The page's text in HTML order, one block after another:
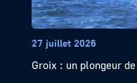
27 juillet 2026
Groix : un plongeur